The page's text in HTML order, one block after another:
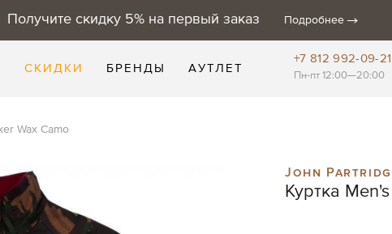
Получите скидку 5% на первый заказ Подробнее
СКИДКИ БРЕНДЫ АУТЛЕТ
+7 812 992-09-21
Пн-пт 12:00—20:00
Wax Camo
John
Куртка